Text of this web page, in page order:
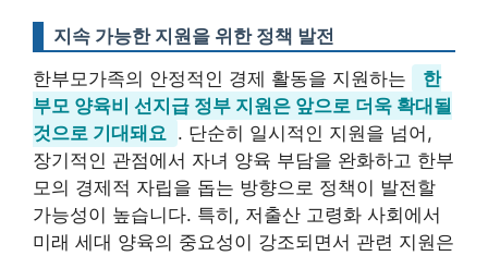
지속 가능한 지원을 위한 정책 발전
한부모가족의 안정적인 경제 활동을 지원하는
한
부모 양육비 선지급 정부 지원은 앞으로 더욱 확대될
것으로 기대돼요
. 단순히 일시적인 지원을 넘어,
장기적인 관점에서 자녀 양육 부담을 완화하고 한부
모의 경제적 자립을 돕는 방향으로 정책이 발전할
가능성이 높습니다. 특히, 저출산 고령화 사회에서
미래 세대 양육의 중요성이 강조되면서 관련 지원은